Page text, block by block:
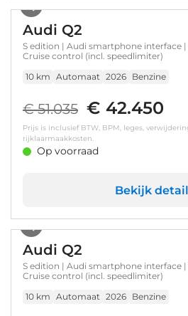
Audi Q2
S edition | Audi smartphone interface
Cruise control (incl. speedlimiter)
10 km Automaat 2026 Benzine
€ 51.035 € 42.450
Prijs is inclusief BTW, BPM, leges,
rijklaarmaakkosten.
Op voorraad
Bekijk
Audi Q2
S edition | Audi smartphone interface
Cruise control (incl. speedlimiter)
10 km Automaat 2026 Benzine